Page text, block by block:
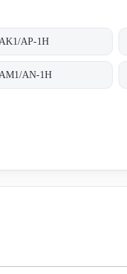
AK1/AP-1H
AM1/AN-1H